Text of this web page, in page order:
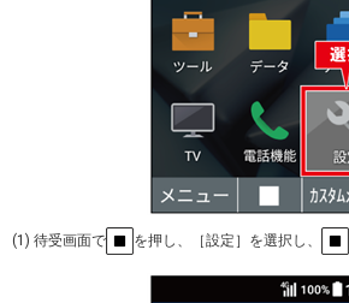
(1) 待受画面で を押し、［設定］を選択し、